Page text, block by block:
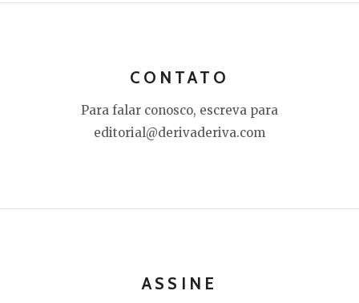
CONTATO
Para falar conosco, escreva para
editorial@derivaderiva.com
ASSINE